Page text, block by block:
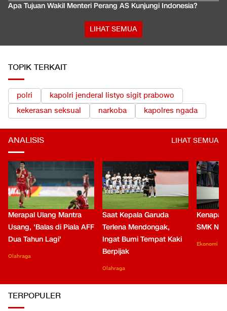
Apa Tujuan Wakil Menteri Perang AS Kunjungi Indonesia?
LIHAT SEMUA
TOPIK TERKAIT
polri
kapolri jenderal listyo sigit prabowo
kekerasan seksual
narkoba kapolres ngada
ANALISIS LIHAT SEMUA
Merapal Ulang Mantra
Usang, 'Balas di Piala AFF
Dua Tahun Lagi'
Olahraga
Saat Kepala Garuda
Terlena Mendongak,
Ingat Bumi Tempat Kaki
Berpijak
Olahraga
Kenapa
SMK
Ekonomi
TERPOPULER